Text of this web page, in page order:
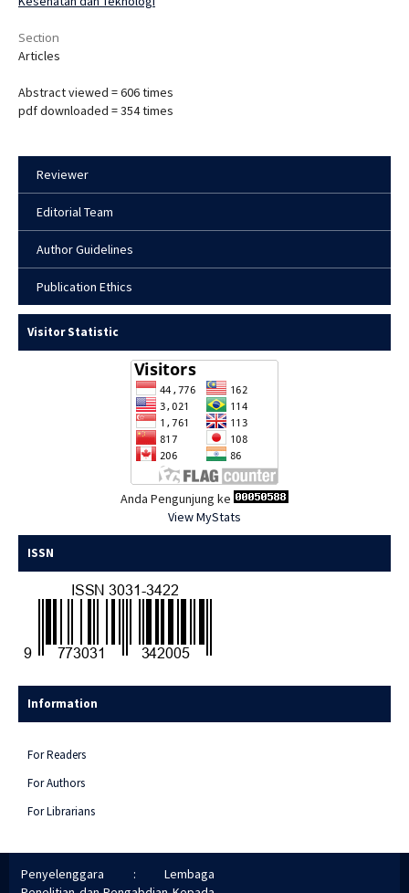
Section
Articles
Abstract viewed = 606 times
pdf downloaded = 354 times
Reviewer
Editorial Team
Author Guidelines
Publication Ethics
Visitor Statistic
Anda Pengunjung ke
View MyStats
ISSN
Information
For Readers
For Authors
For Librarians
Penyelenggara : Lembaga